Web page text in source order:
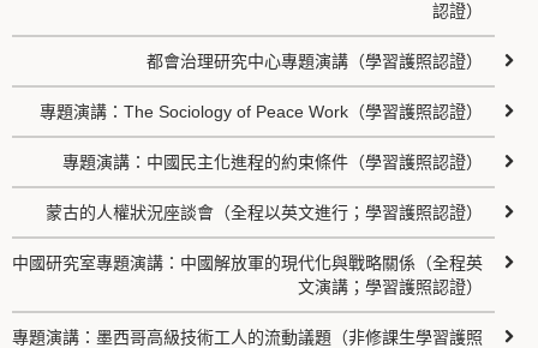
認證）
都會治理研究中心專題演講（學習護照認證）
專題演講：The Sociology of Peace Work（學習護照認證）
專題演講：中國民主化進程的約束條件（學習護照認證）
蒙古的人權狀況座談會（全程以英文進行；學習護照認證）
中國研究室專題演講：中國解放軍的現代化與戰略關係（全程英
文演講；學習護照認證）
專題演講：墨西哥高級技術工人的流動議題（非修課生學習護照